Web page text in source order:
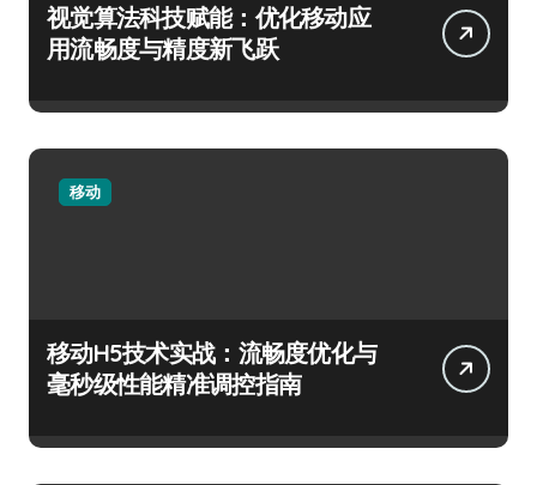
视觉算法科技赋能：优化移动应
用流畅度与精度新飞跃
移动
移动H5技术实战：流畅度优化与
毫秒级性能精准调控指南